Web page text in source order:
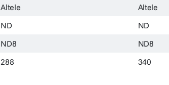
Altele Altele
ND ND
ND8 ND8
288 340